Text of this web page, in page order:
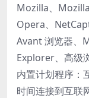
Mozilla、
Opera、
Avant 浏览器、
Explorer、高级
内置计划程序：
时间连接到互联